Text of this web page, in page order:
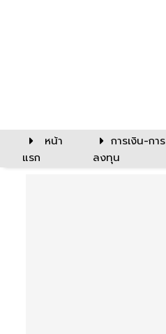
หน้า
แรก
การเงิน-การ
ลงทุน